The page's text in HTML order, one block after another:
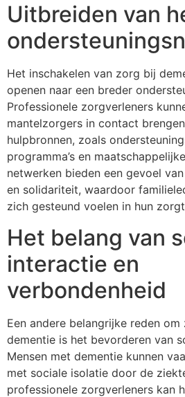
Uitbreiden van
Het inschakelen van zorg bij
openen naar een breder
Professionele zorgverleners
mantelzorgers in contact
hulpbronnen, zoals
programma’s en
netwerken bieden een gevoel
en solidariteit, waardoor
zich gesteund voelen in hun
Het belang van
interactie en
verbondenheid
Een andere belangrijke reden
dementie is het bevorderen van
Mensen met dementie kunnen
met sociale isolatie door de
professionele zorgverleners kan